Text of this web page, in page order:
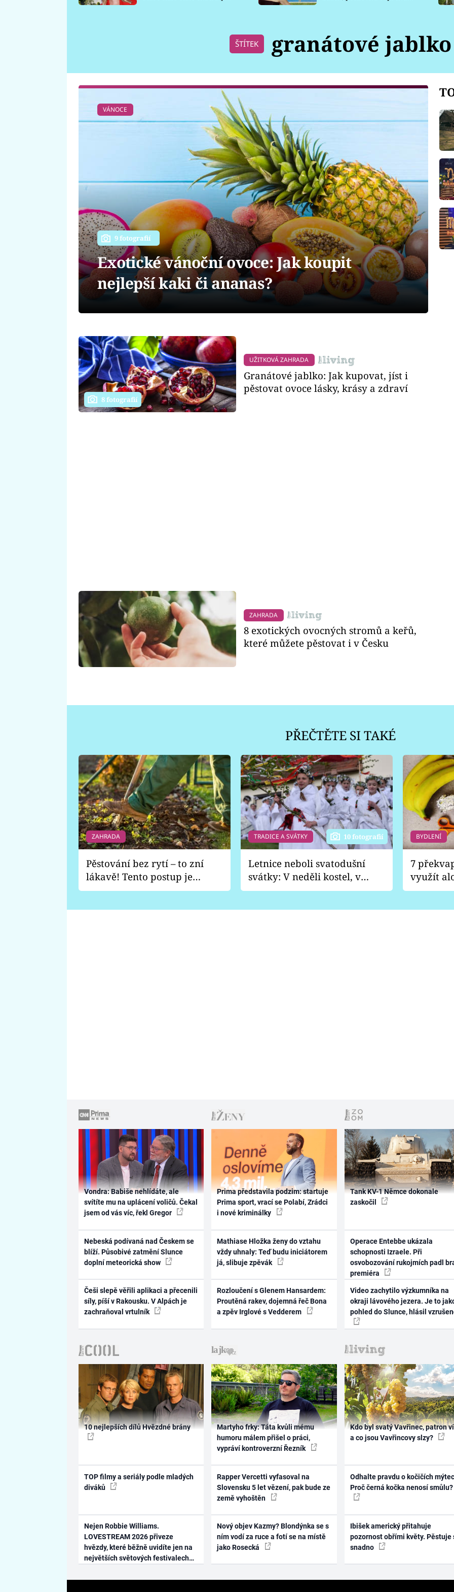
ŠTÍTEK granátové jablko
VÁNOCE
9 fotografií
Exotické vánoční ovoce: Jak koupit
nejlepší kaki či ananas?
8 fotografií
UŽITKOVÁ ZAHRADA
Granátové jablko: Jak kupovat, jíst i
pěstovat ovoce lásky, krásy a zdraví
ZAHRADA
8 exotických ovocných stromů a keřů,
které můžete pěstovat i v Česku
PŘEČTĚTE SI TAKÉ
ZAHRADA
Pěstování bez rytí – to zní
lákavě! Tento postup je
vhodný jen pro některé
TRADICE A SVÁTKY 10 fotografií
Letnice neboli svatodušní
svátky: V neděli kostel, v
pondělí zábava
BYDLENÍ
7
využít
Vondra: Babiše nehlídáte, ale
svítíte mu na uplácení voličů. Čekal
jsem od vás víc, řekl Gregor
Nebeská podívaná nad Českem se
blíží. Působivé zatmění Slunce
doplní meteorická show
Češi slepě věřili aplikaci a přecenili
síly, píší v Rakousku. V Alpách je
zachraňoval vrtulník
Prima představila podzim: startuje
Prima sport, vrací se Polabí, Zrádci
i nové kriminálky
Mathiase Hložka ženy do vztahu
vždy uhnaly: Teď budu iniciátorem
já, slibuje zpěvák
Rozloučení s Glenem Hansardem:
Proutěná rakev, dojemná řeč Bona
a zpěv Irglové s Vedderem
Tank KV-1 Němce dokonale
zaskočil
Operace Entebbe ukázala
schopnosti Izraele. Při
osvobozování rukojmích padl
premiéra
Video zachytilo výzkumníka na
okraji lávového jezera. Je to
pohled do Slunce, hlásil
10 nejlepších dílů Hvězdné brány
TOP filmy a seriály podle mladých
diváků
Nejen Robbie Williams.
LOVESTREAM 2026 přiveze
hvězdy, které běžně uvidíte jen na
největších světových festivalech
Martyho frky: Táta kvůli mému
humoru málem přišel o práci,
vypráví kontroverzní Řezník
Rapper Vercetti vyfasoval na
Slovensku 5 let vězení, pak bude ze
země vyhoštěn
Nový objev Kazmy? Blondýnka se s
ním vodí za ruce a fotí se na místě
jako Rosecká
Kdo byl svatý Vavřinec, patron
a co jsou Vavřincovy slzy?
Odhalte pravdu o kočičích
Proč černá kočka nenosí smůlu?
Ibišek americký přitahuje
pozornost obřími květy. Pěstuje
snadno